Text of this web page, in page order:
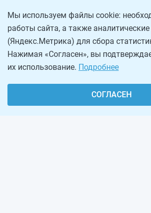
Мы используем файлы cookie:
работы сайта, а также аналитические
(Яндекс.Метрика) для сбора
Нажимая «Согласен», вы
их использование. Подробнее
СОГЛАСЕН